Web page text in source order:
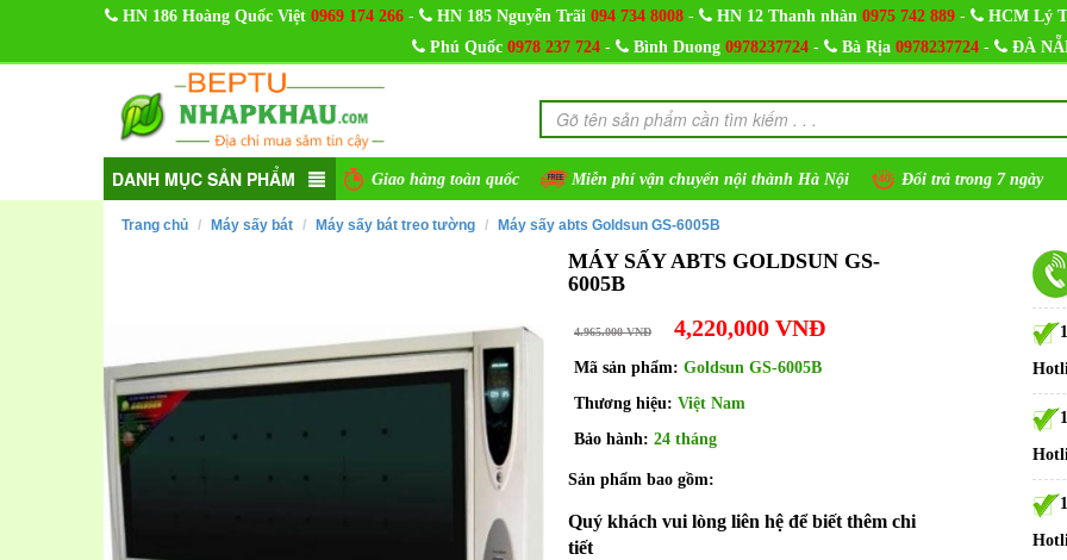
HN 186 Hoàng Quốc Việt 0969 174 266- HN 185 Nguyễn Trãi 094 734 8008- HN 12 Thanh nhàn 0975 742 889-
HCM Lý
Phú Quốc 0978 237 724 - Bình Duong 0978237724 - Bà Rịa 0978237724 - ĐÀ
DANH MỤC SẢN PHẨM Giao hàng toàn quốc Miễn phí vận chuyển nội thành Hà Nội Đổi trả trong 7 ngày
Trang chủ Máy sấy bát Máy sấy bát treo tường Máy sấy abts Goldsun GS-6005B
MÁY SẤY ABTS GOLDSUN GS-
6005B
4.965.000 VNĐ 4,220,000 VNĐ
Mã sản phẩm: Goldsun GS-6005B
Thương hiệu: Việt Nam
Bảo hành: 24 tháng
Sản phẩm bao gồm:
Quý khách vui lòng liên hệ để biết thêm chi
tiết